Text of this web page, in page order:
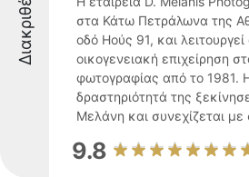
στα Κάτω Πετράλωνα της
οδό Ηούς 91, και
οικογενειακή επιχείρηση
φωτογραφίας από το 1981.
δραστηριότητά της
Μελάνη και συνεχίζεται με
9.8